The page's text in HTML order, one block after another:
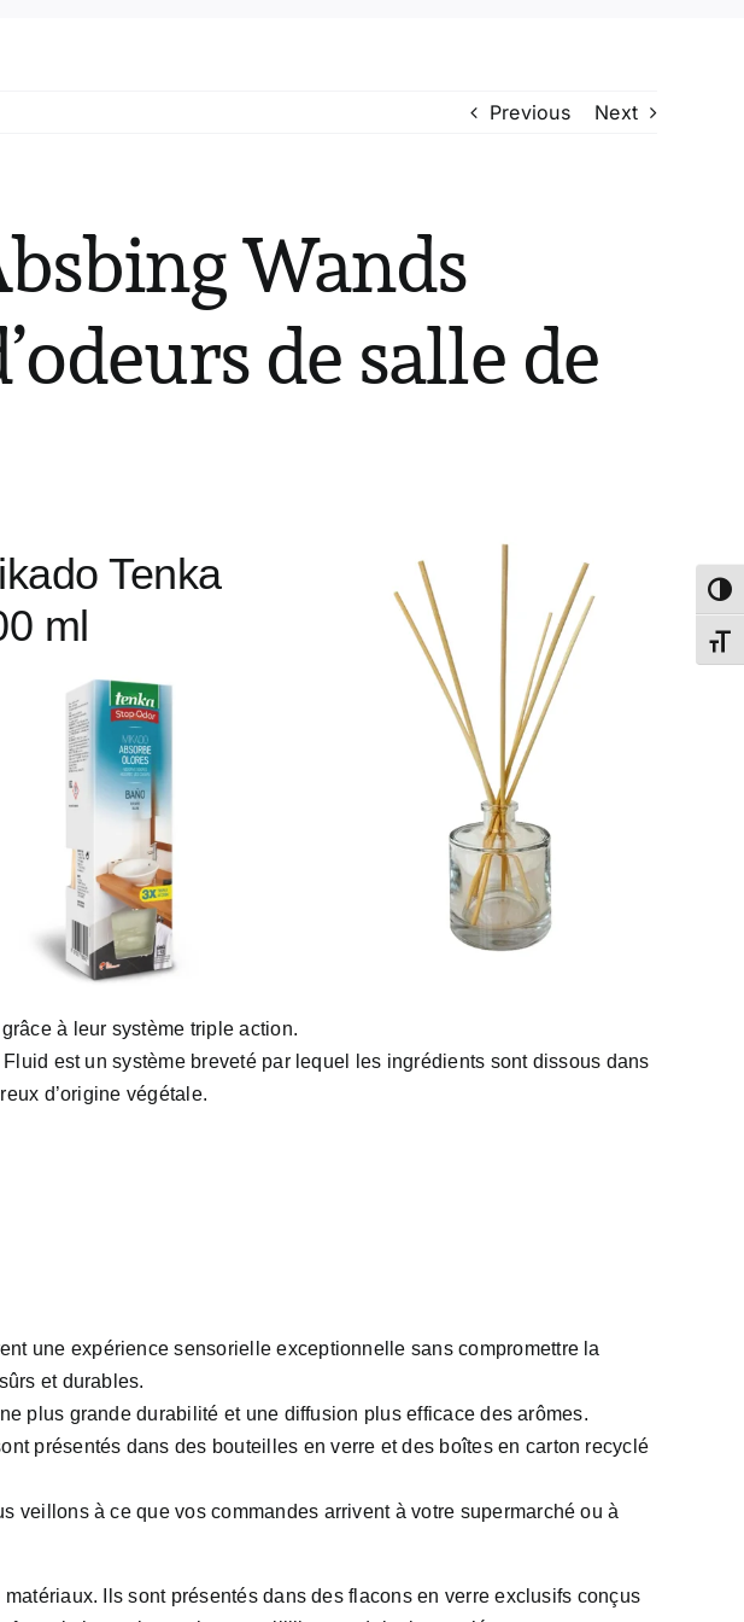
Previous Next
Wands
de salle de
Tenka
ml
à leur système triple action.
est un système breveté par lequel les ingrédients sont dissous dans
d’origine végétale.
une expérience sensorielle exceptionnelle sans compromettre la
et durables.
plus grande durabilité et une diffusion plus efficace des arômes.
présentés dans des bouteilles en verre et des boîtes en carton recyclé
veillons à ce que vos commandes arrivent à votre supermarché ou à
Ils sont présentés dans des flacons en verre exclusifs conçus